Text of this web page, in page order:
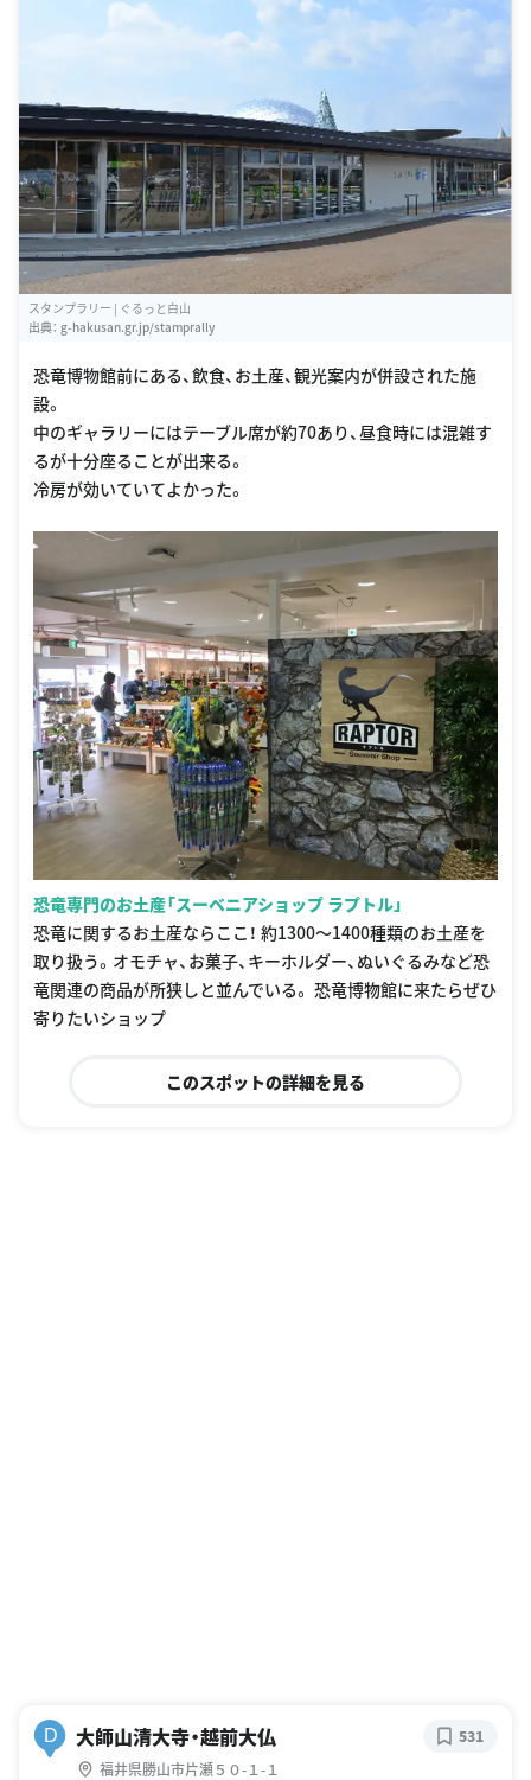
スタンプラリー | ぐるっと白山
出典： g-hakusan.gr.jp/stamprally
恐竜博物館前にある、飲食、お土産、観光案内が併設された施
設。
中のギャラリーにはテーブル席が約70あり、昼食時には混雑す
るが十分座ることが出来る。
冷房が効いていてよかった。
恐竜専門のお土産「スーベニアショップ ラプトル」
恐竜に関するお土産ならここ！ 約1300〜1400種類のお土産を
取り扱う。オモチャ、お菓子、キーホルダー、ぬいぐるみなど恐
竜関連の商品が所狭しと並んでいる。 恐竜博物館に来たらぜひ
寄りたいショップ
このスポットの詳細を見る
D 大師山清大寺・越前大仏
福井県勝山市片瀬５０-１-１
531